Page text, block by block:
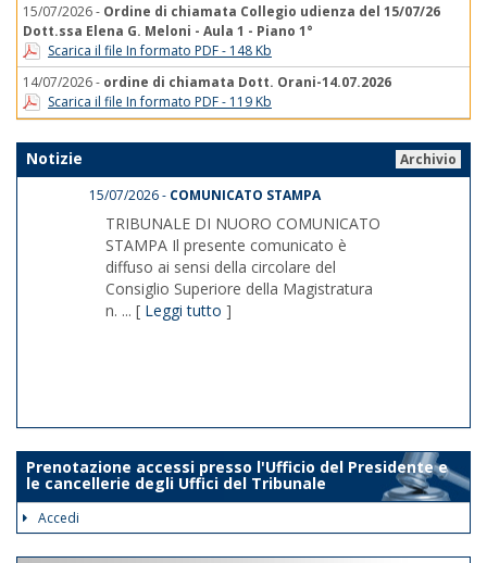
15/07/2026 - Ordine di chiamata Collegio udienza del 15/07/26
Dott.ssa Elena G. Meloni - Aula 1 - Piano 1°
Scarica il file In formato PDF - 148 Kb
14/07/2026 - ordine di chiamata Dott. Orani-14.07.2026
Scarica il file In formato PDF - 119 Kb
Notizie
Archivio
15/07/2026 - COMUNICATO STAMPA
TRIBUNALE DI NUORO COMUNICATO
STAMPA Il presente comunicato è
diffuso ai sensi della circolare del
Consiglio Superiore della Magistratura
n. ... [ Leggi tutto ]
1/1
Prenotazione accessi presso l'Ufficio del Presidente e
le cancellerie degli Uffici del Tribunale
Accedi